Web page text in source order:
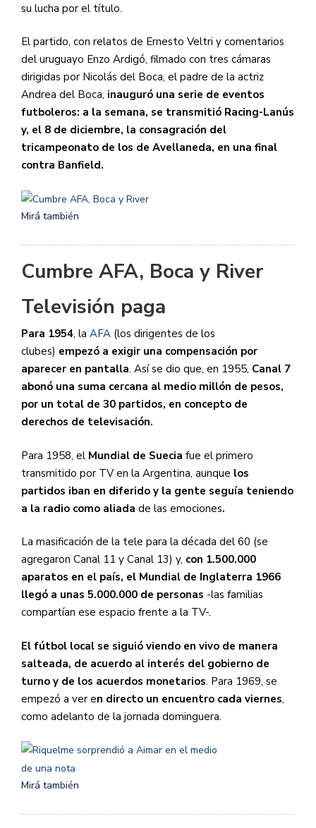
su lucha por el título.
El partido, con relatos de Ernesto Veltri y comentarios
del uruguayo Enzo Ardigó, filmado con tres cámaras
dirigidas por Nicolás del Boca, el padre de la actriz
Andrea del Boca, inauguró una serie de eventos
futboleros: a la semana, se transmitió Racing-Lanús
y, el 8 de diciembre, la consagración del
tricampeonato de los de Avellaneda, en una final
contra Banfield.
Mirá también
Cumbre AFA, Boca y River
Televisión paga
Para 1954, la AFA (los dirigentes de los
clubes) empezó a exigir una compensación por
aparecer en pantalla. Así se dio que, en 1955, Canal 7
abonó una suma cercana al medio millón de pesos,
por un total de 30 partidos, en concepto de
derechos de televisación.
Para 1958, el Mundial de Suecia fue el primero
transmitido por TV en la Argentina, aunque los
partidos iban en diferido y la gente seguía teniendo
a la radio como aliada de las emociones.
La masificación de la tele para la década del 60 (se
agregaron Canal 11 y Canal 13) y, con 1.500.000
aparatos en el país, el Mundial de Inglaterra 1966
llegó a unas 5.000.000 de personas -las familias
compartían ese espacio frente a la TV-.
El fútbol local se siguió viendo en vivo de manera
salteada, de acuerdo al interés del gobierno de
turno y de los acuerdos monetarios. Para 1969, se
empezó a ver en directo un encuentro cada viernes,
como adelanto de la jornada dominguera.
Mirá también